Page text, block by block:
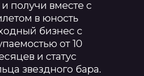
получи вместе с
в юность
бизнес с
от 10
и статус
звездного бара.